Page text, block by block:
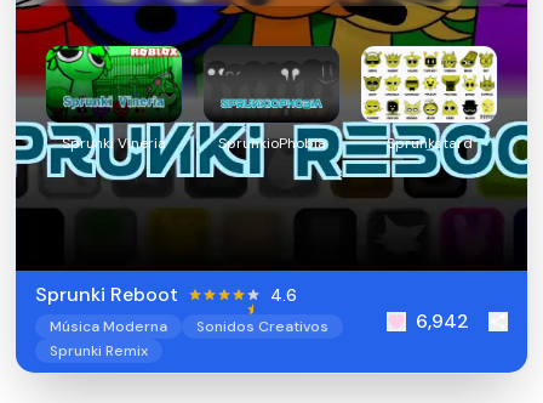
Sprunki Vineria SprunkioPhobia Sprunkstard
Sprunki Reboot 4.6
Música Moderna
Sonidos Creativos
Sprunki Remix
6,942